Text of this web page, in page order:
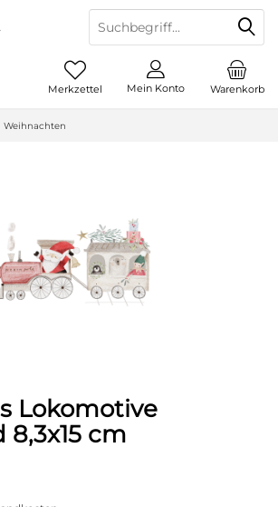
Warenkorb
Merkzettel Mein Konto
Weihnachten
Lokomotive
cm